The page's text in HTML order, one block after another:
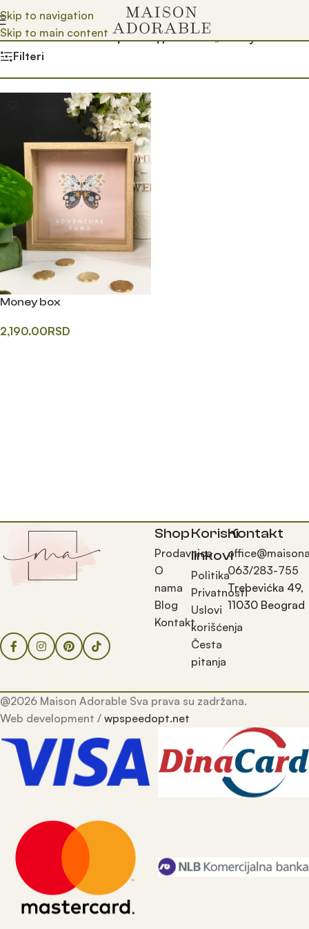
Skip to navigation
Skip to main content
Почетна/Prodavnica/Производ oзначен „money box“
Filteri
Money box
2,190.00RSD
Shop
Prodavnica
O
nama
Blog
Kontakt
Korisni
linkovi
Politika
Privatnosti
Uslovi
korišćenja
Česta
pitanja
Kontakt
063/283-755
Trebevićka 49,
11030 Beograd
@2026 Maison Adorable Sva prava su zadržana.
Web development / wpspeedopt.net